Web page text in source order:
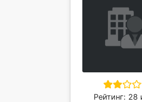
Рейтинг: 28